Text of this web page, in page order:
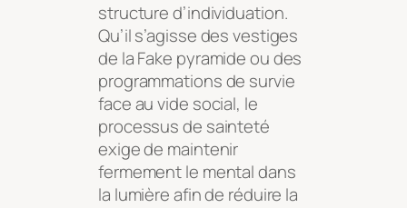
structure d’individuation.
Qu’il s’agisse des vestiges
de la Fake pyramide ou des
programmations de survie
face au vide social, le
processus de sainteté
exige de maintenir
fermement le mental dans
la lumière afin de réduire la